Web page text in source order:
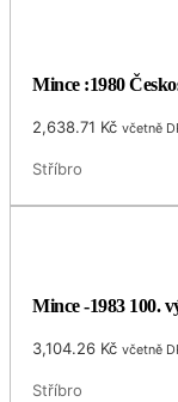
Mince :1980
2,638.71 Kč včetně
Stříbro
Mince -1983 100.
3,104.26 Kč včetně
Stříbro